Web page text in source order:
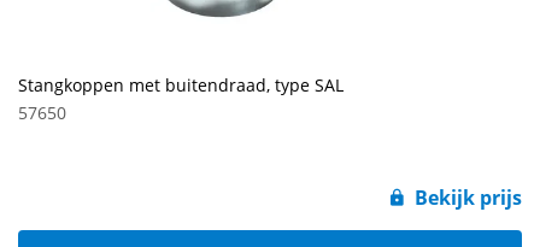
Stangkoppen met buitendraad, type SAL
57650
Bekijk prijs